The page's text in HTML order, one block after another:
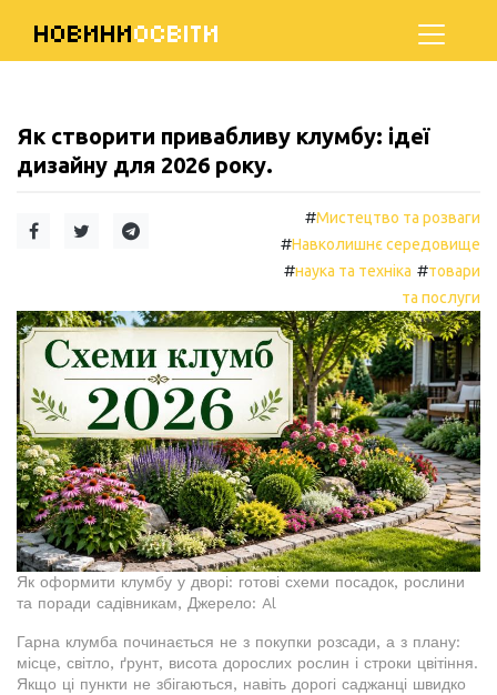
НОВИНИОСВІТИ
Як створити привабливу клумбу: ідеї
дизайну для 2026 року.
#Мистецтво та розваги
#Навколишнє середовище
#наука та техніка #товари
та послуги
Як оформити клумбу у дворі: готові схеми посадок, рослини
та поради садівникам, Джерело: Al
Гарна клумба починається не з покупки розсади, а з плану:
місце, світло, ґрунт, висота дорослих рослин і строки цвітіння.
Якщо ці пункти не збігаються, навіть дорогі саджанці швидко